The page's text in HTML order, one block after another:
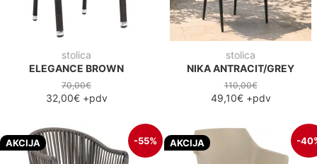
stolica
ELEGANCE BROWN
70,00€
32,00€+pdv
stolica
NIKA ANTRACIT/GREY
110,00€
49,10€+pdv
AKCIJA -55% AKCIJA -